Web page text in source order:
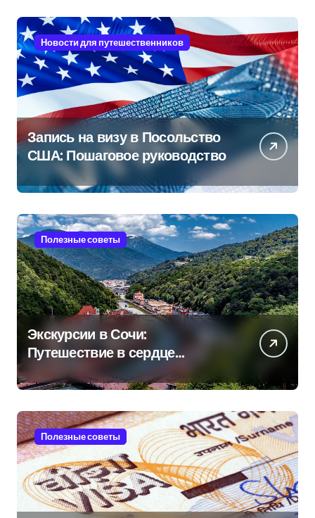
Новости для путешественников
Запись на визу в Посольство
США: Пошаговое руководство
Полезные советы
Экскурсии в Сочи:
Путешествие в сердце
Черноморского курорта
Полезные советы